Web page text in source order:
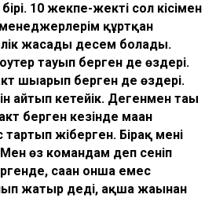
10 жекпе-жекті сол кісімен
құртқан
жасады десем болады.
тауып берген де өздері.
шығарып берген де өздері.
айтып кетейік. Дегенмен тағы
берген кезінде маған
тартып жіберген. Бірақ мені
Мен өз командам деп сеніп
саған онша емес
жатыр деді, ақша жағынан